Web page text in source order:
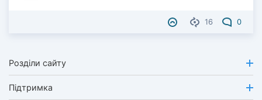
16 0
Розділи сайту
Підтримка